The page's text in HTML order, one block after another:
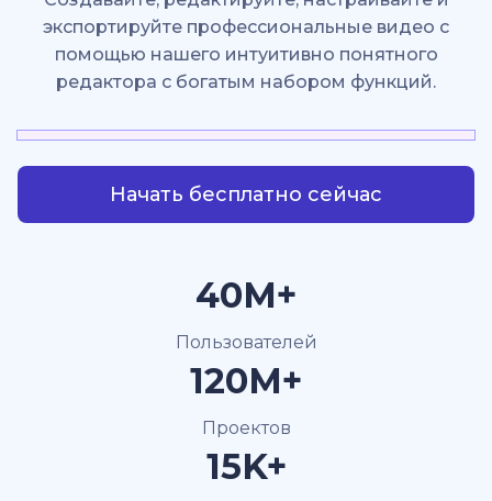
экспортируйте профессиональные видео с
помощью нашего интуитивно понятного
редактора с богатым набором функций.
Начать бесплатно сейчас
40M+
Пользователей
120M+
Проектов
15K+